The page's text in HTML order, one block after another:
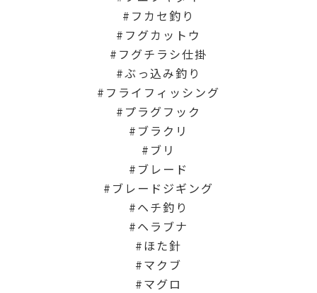
フカセ釣り
フグカットウ
フグチラシ仕掛
ぶっ込み釣り
フライフィッシング
プラグフック
ブラクリ
ブリ
ブレード
ブレードジギング
ヘチ釣り
ヘラブナ
ほた針
マクブ
マグロ